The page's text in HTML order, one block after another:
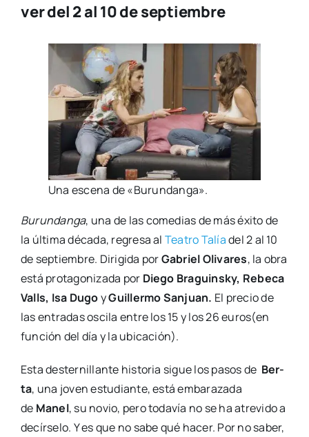
ver del 2 al 10 de septiembre
Una esce­na de «Burun­dan­ga».
Burun­dan­ga, una de las come­dias de más éxi­to de
la últi­ma déca­da, regre­sa al Tea­tro Talíadel 2 al 10
de sep­tiem­bre. Diri­gi­da porGabriel Oli­va­res, la obra
está pro­ta­go­ni­za­da por Die­go Bra­guinsky, Rebe­ca
Valls, Isa DugoyGui­ller­mo San­juan. El pre­cio de
las entra­das osci­la entre los 15 y los 26 euros(en
fun­ción del día y la ubi­ca­ción).
Esta des­ter­ni­llan­te his­to­ria sigue los pasos de Ber­
ta, una joven estu­dian­te, está emba­ra­za­da
de Manel, su novio, pero toda­vía no se ha atre­vi­do a
decír­se­lo. Y es que no sabe qué hacer. Por no saber,